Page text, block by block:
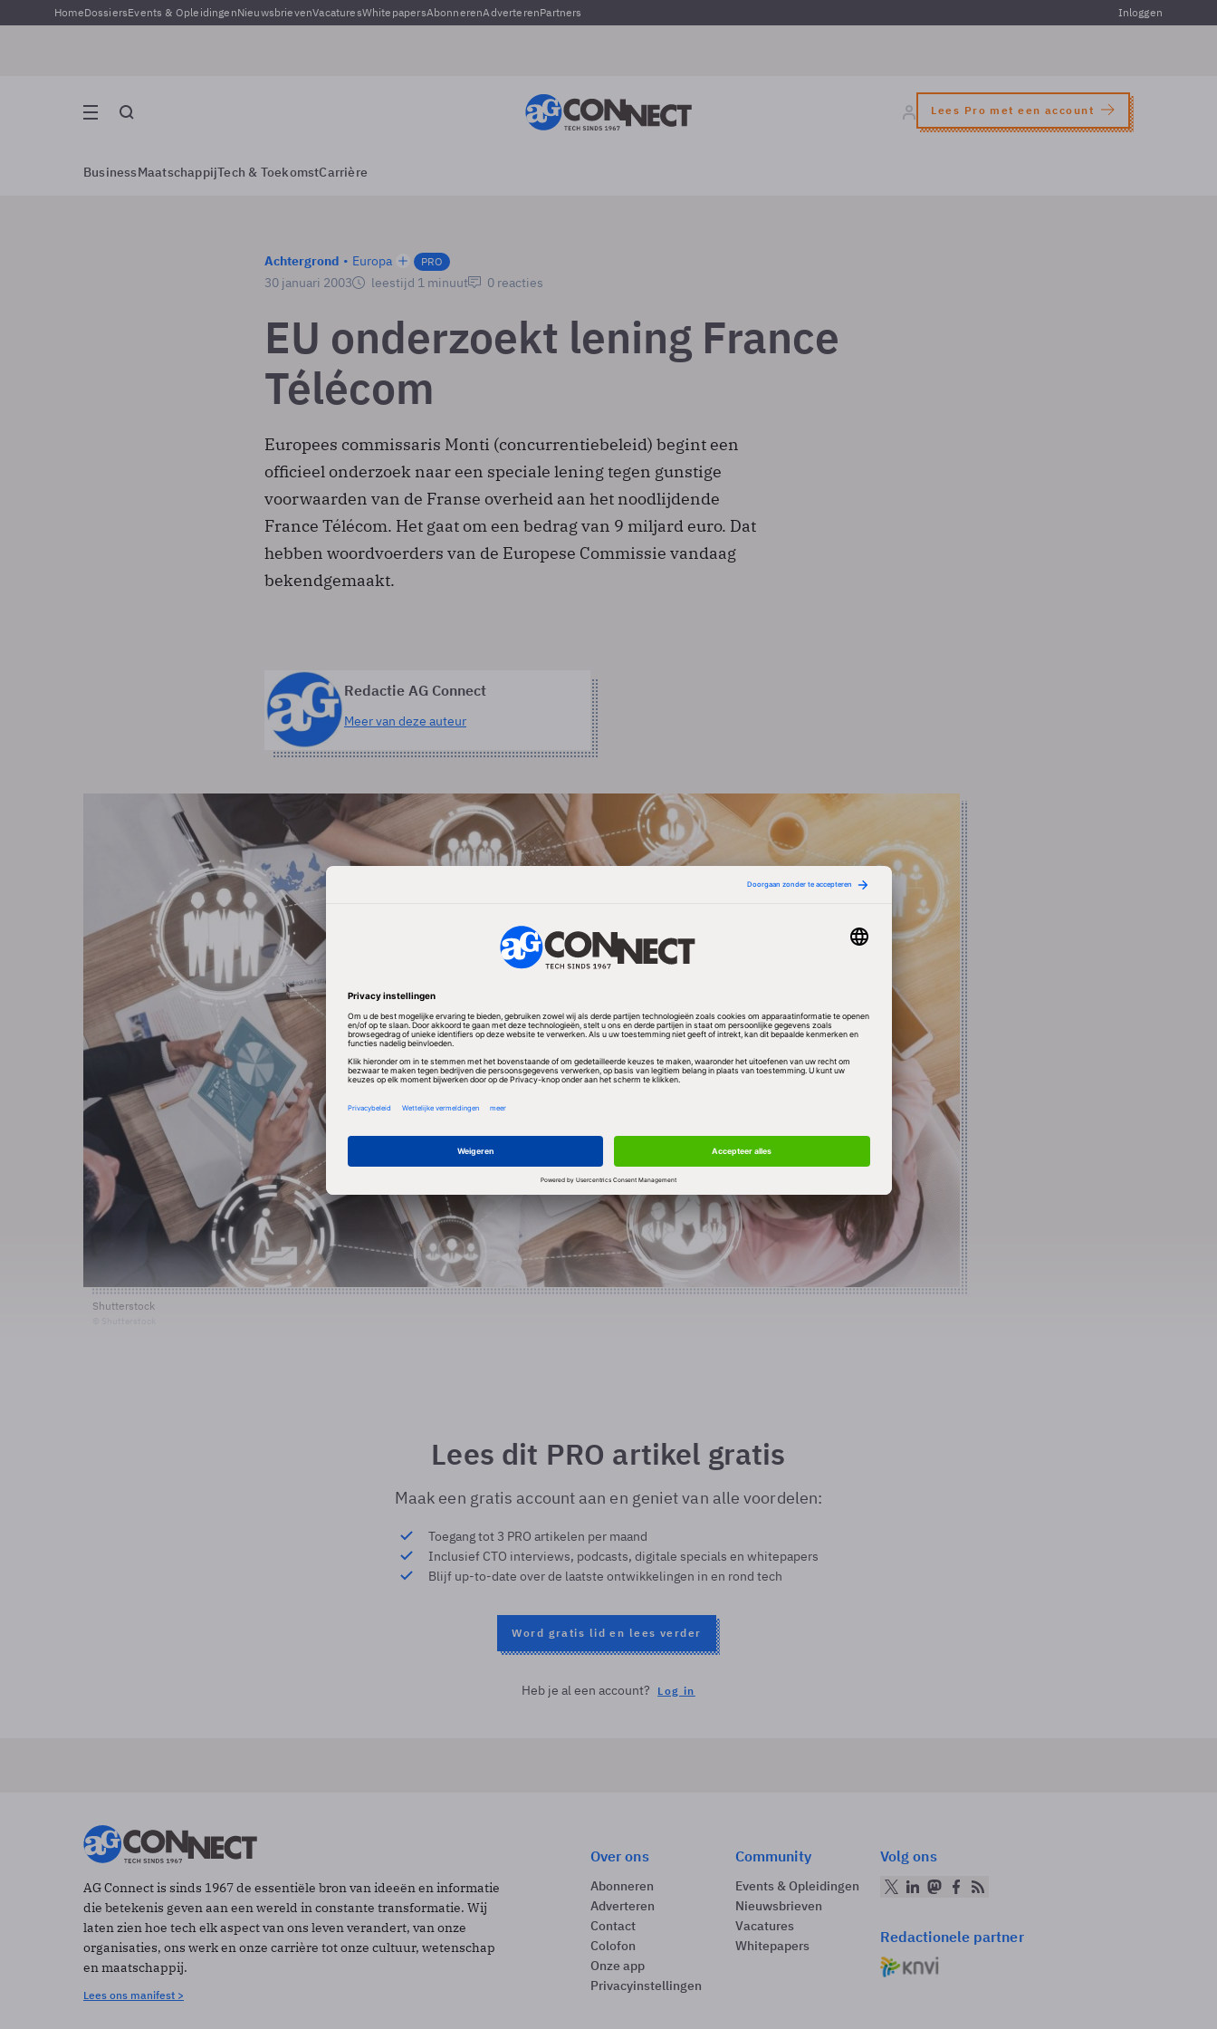
HomeDossiersEvents & OpleidingenNieuwsbrievenVacaturesWhitepapersAbonnerenAdverterenPartners Inloggen
Lees Pro met een account
BusinessMaatschappijTech & ToekomstCarrière
Achtergrond Europa PRO
30 januari 2003 leestijd 1 minuut 0 reacties
EU onderzoekt lening France
Télécom
Europees commissaris Monti (concurrentiebeleid) begint een
officieel onderzoek naar een speciale lening tegen gunstige
voorwaarden van de Franse overheid aan het noodlijdende
France Télécom. Het gaat om een bedrag van 9 miljard euro. Dat
hebben woordvoerders van de Europese Commissie vandaag
bekendgemaakt.
Redactie AG Connect
Meer van deze auteur
Shutterstock
Lees dit PRO artikel gratis
Maak een gratis account aan en geniet van alle voordelen:
Toegang tot 3 PRO artikelen per maand
Inclusief CTO interviews, podcasts, digitale specials en whitepapers
Blijf up-to-date over de laatste ontwikkelingen in en rond tech
Word gratis lid en lees verder
Heb je al een account? Log in
AG Connect is sinds 1967 de essentiële bron van ideeën en informatie
die betekenis geven aan een wereld in constante transformatie. Wij
laten zien hoe tech elk aspect van ons leven verandert, van onze
organisaties, ons werk en onze carrière tot onze cultuur, wetenschap
en maatschappij.
Lees ons manifest >
Over ons
Abonneren
Adverteren
Contact
Colofon
Onze app
Privacyinstellingen
Community
Events & Opleidingen
Nieuwsbrieven
Vacatures
Whitepapers
Volg ons
Redactionele partner